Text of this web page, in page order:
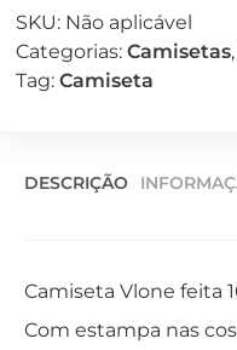
SKU: Não aplicável
Categorias: Camisetas,
Tag: Camiseta
DESCRIÇÃO
Camiseta Vlone feita
Com estampa nas